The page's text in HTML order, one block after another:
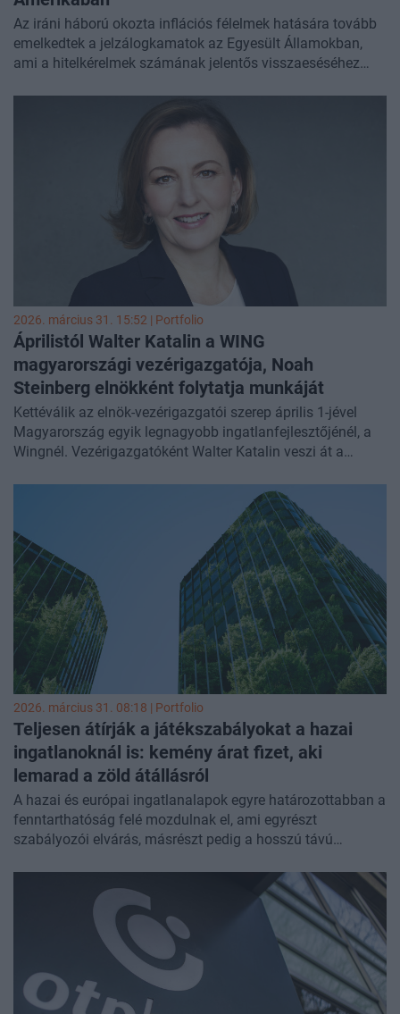
Az iráni háború okozta inflációs félelmek hatására tovább
emelkedtek a jelzálogkamatok az Egyesült Államokban,
ami a hitelkérelmek számának jelentős visszaeséséhez
2026. március 31. 15:52 | Portfolio
Áprilistól Walter Katalin a WING
magyarországi vezérigazgatója, Noah
Steinberg elnökként folytatja munkáját
Kettéválik az elnök-vezérigazgatói szerep április 1-jével
Magyarország egyik legnagyobb ingatlanfejlesztőjénél, a
Wingnél. Vezérigazgatóként Walter Katalin veszi át a
Steinberg pedig a korábbi kettős elnök-vezérigazgatói
pozíció után a jövőben elnökként folytatja munkáját, a
hosszú távú stratégiai irányokra összpontosítva – írja
közleményében a cég. Steinberg továbbra is betölti a
vállalatcsoport hazai és nemzetközi érdekeltségeit is lefedő
Wingholding elnök-vezérigazgatói pozícióját.
2026. március 31. 08:18 | Portfolio
Teljesen átírják a játékszabályokat a hazai
ingatlanoknál is: kemény árat fizet, aki
lemarad a zöld átállásról
A hazai és európai ingatlanalapok egyre határozottabban a
fenntarthatóság felé mozdulnak el, ami egyrészt
szabályozói elvárás, másrészt pedig a hosszú távú
tapasztalatok azt mutatják, hogy a környezeti, társadalmi
és vállalatirányítási (ESG) szempontok beépítése a
befektetési stratégiába csökkenti a kockázatokat és
vonzza a tőkét. Bár a magyar piacon ez a folyamat még az
elején tart, a fokozatos zöld átállás komoly üzleti előnyt és
biztosabb hozamot jelent az alapkezelők számára – írja
kutatási összefoglalójában a Greenbors Consulting.